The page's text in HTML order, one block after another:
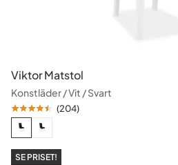
Viktor Matstol
Konstläder / Vit / Svart
(204)
SE PRISET!